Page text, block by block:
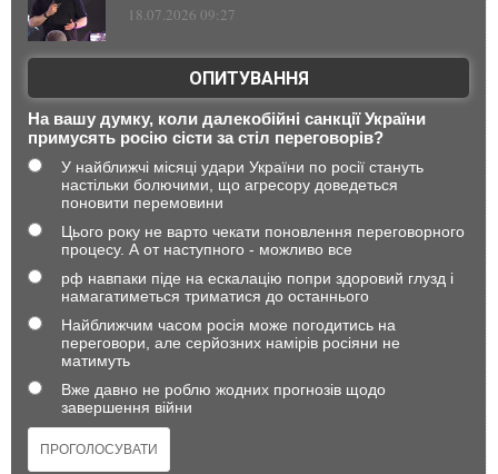
18.07.2026 09:27
ОПИТУВАННЯ
На вашу думку, коли далекобійні санкції України
примусять росію сісти за стіл переговорів?
У найближчі місяці удари України по росії стануть
настільки болючими, що агресору доведеться
поновити перемовини
Цього року не варто чекати поновлення переговорного
процесу. А от наступного - можливо все
рф навпаки піде на ескалацію попри здоровий глузд і
намагатиметься триматися до останнього
Найближчим часом росія може погодитись на
переговори, але серйозних намірів росіяни не
матимуть
Вже давно не роблю жодних прогнозів щодо
завершення війни